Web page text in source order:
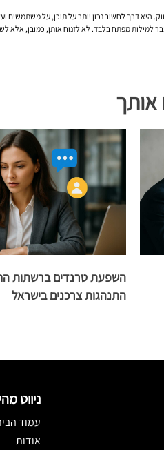
היא דרך לחשוב נכון יותר על תוכן, על משתמשים
למילות מפתח בלבד. לא לזנוח אותן, כמובן,
אותך
השפעת טרנדים ברשתות
התנהגות צרכנים בישראל
ניווט
עמוד
אודות